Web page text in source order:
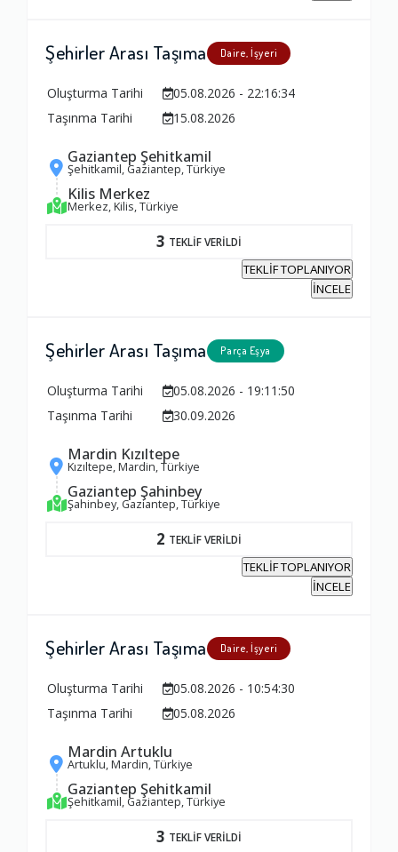
Şehirler Arası Taşıma Daire, İşyeri
Oluşturma Tarihi
05.08.2026 - 22:16:34
Taşınma Tarihi
15.08.2026
Gaziantep Şehitkamil
Şehitkamil, Gaziantep, Türkiye
Kilis Merkez
Merkez, Kilis, Türkiye
3 TEKLİF VERİLDİ
TEKLİF TOPLANIYOR
İNCELE
Şehirler Arası Taşıma Parça Eşya
Oluşturma Tarihi
05.08.2026 - 19:11:50
Taşınma Tarihi
30.09.2026
Mardin Kızıltepe
Kızıltepe, Mardin, Türkiye
Gaziantep Şahinbey
Şahinbey, Gaziantep, Türkiye
2 TEKLİF VERİLDİ
TEKLİF TOPLANIYOR
İNCELE
Şehirler Arası Taşıma Daire, İşyeri
Oluşturma Tarihi
05.08.2026 - 10:54:30
Taşınma Tarihi
05.08.2026
Mardin Artuklu
Artuklu, Mardin, Türkiye
Gaziantep Şehitkamil
Şehitkamil, Gaziantep, Türkiye
3 TEKLİF VERİLDİ